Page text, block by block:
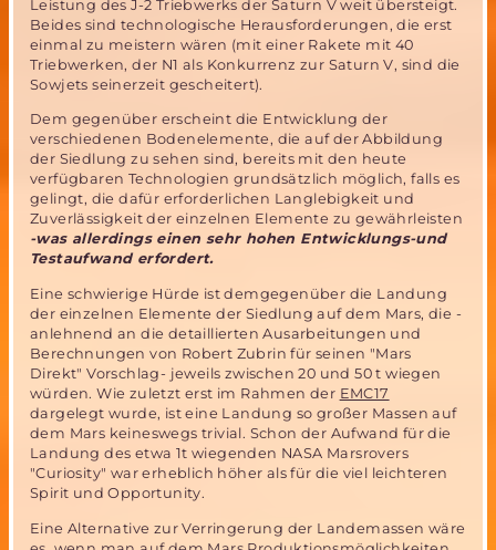
Leistung des J-2 Triebwerks der Saturn V weit übersteigt.
Beides sind technologische Herausforderungen, die erst
einmal zu meistern wären (mit einer Rakete mit 40
Triebwerken, der N1 als Konkurrenz zur Saturn V, sind die
Sowjets seinerzeit gescheitert).
Dem gegenüber erscheint die Entwicklung der
verschiedenen Bodenelemente, die auf der Abbildung
der Siedlung zu sehen sind, bereits mit den heute
verfügbaren Technologien grundsätzlich möglich, falls es
gelingt, die dafür erforderlichen Langlebigkeit und
Zuverlässigkeit der einzelnen Elemente zu gewährleisten
-was allerdings einen sehr hohen Entwicklungs-und
Testaufwand erfordert.
Eine schwierige Hürde ist demgegenüber die Landung
der einzelnen Elemente der Siedlung auf dem Mars, die -
anlehnend an die detaillierten Ausarbeitungen und
Berechnungen von Robert Zubrin für seinen "Mars
Direkt" Vorschlag- jeweils zwischen 20 und 50 t wiegen
würden. Wie zuletzt erst im Rahmen der EMC17
dargelegt wurde, ist eine Landung so großer Massen auf
dem Mars keineswegs trivial. Schon der Aufwand für die
Landung des etwa 1t wiegenden NASA Marsrovers
"Curiosity" war erheblich höher als für die viel leichteren
Spirit und Opportunity.
Eine Alternative zur Verringerung der Landemassen wäre